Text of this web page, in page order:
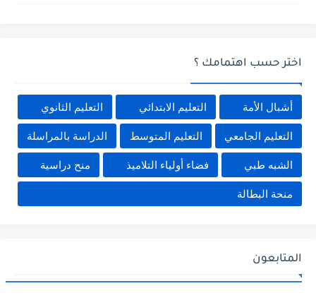
اختر حسب اهتمامك ؟
أشبال الأمة التعليم الابتدائي التعليم الثانوي
التعليم الجامعي التعليم المتوسط الدراسة بالمراسلة
الشبه طبي فضاء أولياء التلاميذ منح دراسية
منحة البطالة
المتابعون